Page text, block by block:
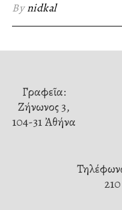
Bynidkal
Γραφεῖα:
Ζήνωνος 3,
104-31 Ἀθήνα